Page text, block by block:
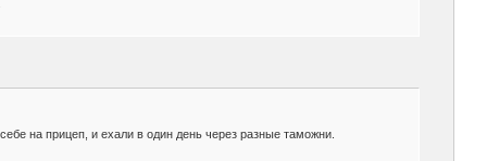
на прицеп, и ехали в один день через разные таможни.